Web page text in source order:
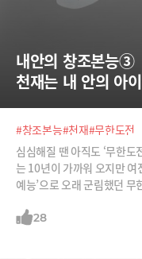
내안의 창조본능③
천재는 내 안의 아
#창조본능#천재#무한도전
심심해질 땐 아직도 ‘무한도
는 10년이 가까워 오지만 여
예능’으로 오래 군림했던
문이다.다 큰 어른들이 비 내
28